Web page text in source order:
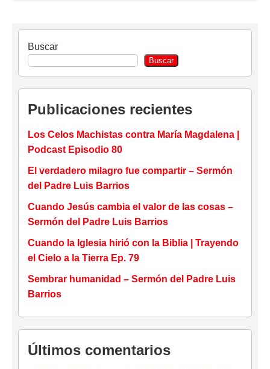
Buscar
Buscar
Publicaciones recientes
Los Celos Machistas contra María Magdalena |
Podcast Episodio 80
El verdadero milagro fue compartir – Sermón
del Padre Luis Barrios
Cuando Jesús cambia el valor de las cosas –
Sermón del Padre Luis Barrios
Cuando la Iglesia hirió con la Biblia | Trayendo
el Cielo a la Tierra Ep. 79
Sembrar humanidad – Sermón del Padre Luis
Barrios
Últimos comentarios